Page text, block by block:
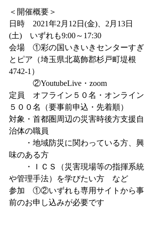
＜開催概要＞
日時　2021年2月12日(金)、2月13日
(土)　いずれも9:00～17:30
会場　①彩の国いきいきセンターすぎ
とピア（埼玉県北葛飾郡杉戸町堤根
4742-1）
②YoutubeLive・zoom
定員　オフライン５０名・オンライン
５００名（要事前申込・先着順）
対象・首都圏周辺の災害時後方支援自
治体の職員
・地域防災に関わっている方、興
味のある方
・ＩＣＳ（災害現場等の指揮系統
や管理手法）を学びたい方　など
参加　①②いずれも専用サイトから事
前のお申し込みが必要です